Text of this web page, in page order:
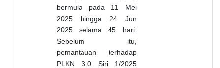
bermula pada 11 Mei
2025 hingga 24 Jun
2025 selama 45 hari.
Sebelum itu,
pemantauan terhadap
PLKN 3.0 Siri 1/2025